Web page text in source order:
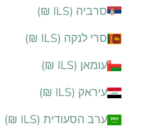
סרביה (ILS ₪)
סרי לנקה (ILS ₪)
עומאן (ILS ₪)
עיראק (ILS ₪)
ערב הסעודית (ILS ₪)